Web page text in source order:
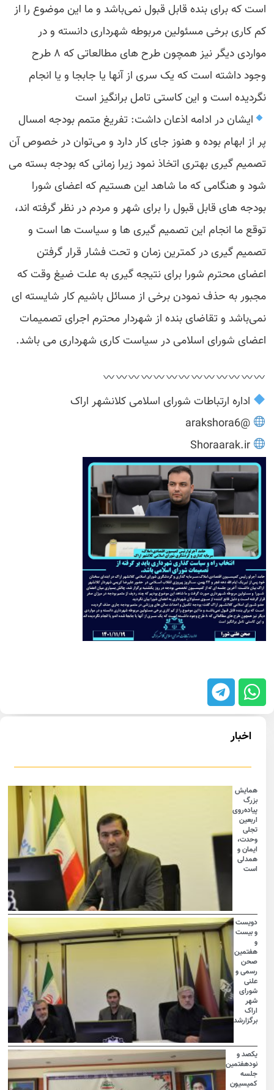
است که برای بنده قابل قبول نمی‌باشد و ما این موضوع را از
کم کاری برخی مسئولین مربوطه شهرداری دانسته و در
مواردی دیگر نیز همچون طرح های مطالعاتی که ۸ طرح
وجود داشته است که یک سری از آنها یا جابجا و یا انجام
نگردیده است و این کاستی تامل برانگیز است
ایشان در ادامه اذعان داشت: تفریغ متمم بودجه امسال
پر از ابهام بوده و هنوز جای کار دارد و می‌توان در خصوص آن
تصمیم گیری بهتری اتخاذ نمود زیرا زمانی که بودجه بسته می
شود و هنگامی که ما شاهد این هستیم که اعضای شورا
بودجه های قابل قبول را برای شهر و مردم در نظر گرفته اند،
توقع ما انجام این تصمیم گیری ها و سیاست ها است و
تصمیم گیری در کمترین زمان و تحت فشار قرار گرفتن
اعضای محترم شورا برای نتیجه گیری به علت ضیغ وقت که
مجبور به حذف نمودن برخی از مسائل باشیم کار شایسته ای
نمی‌باشد و تقاضای بنده از شهردار محترم اجرای تصمیمات
اعضای شورای اسلامی در سیاست کاری شهرداری می باشد.
اداره ارتباطات شورای اسلامی کلانشهر اراک
@arakshora6
Shoraarak.ir
اخبار
همایش
بزرگ
پیاده‌روی
اربعین
تجلی
وحدت،
ایمان و
همدلی
است
دویست
و بیست
هفتمین
صحن
رسمی و
علنی
شورای
شهر
اراک
برگزارشد
یکصد و
نودهفتمین
جلسه
کمیسیون